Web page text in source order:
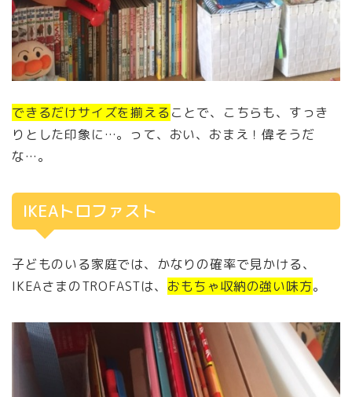
できるだけサイズを揃えることで、こちらも、すっき
りとした印象に…。って、おい、おまえ！偉そうだ
な…。
IKEAトロファスト
子どものいる家庭では、かなりの確率で見かける、
IKEAさまのTROFASTは、 おもちゃ収納の強い味方。